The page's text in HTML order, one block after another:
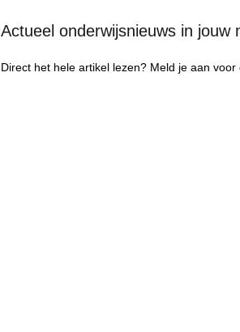
Actueel onderwijsnieuws in jouw
Direct het hele artikel lezen? Meld je aan voor